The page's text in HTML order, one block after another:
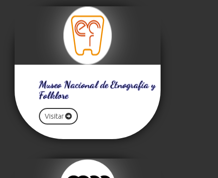
Museo Nacional de Etnografía y
Folklore
Visitar